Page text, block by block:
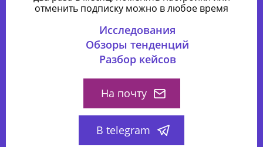
отменить подписку можно в любое время
Исследования
Обзоры тенденций
Разбор кейсов
На почту
В telegram